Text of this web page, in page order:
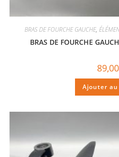
BRAS DE FOURCHE GAUCHE,
BRAS DE FOURCHE
89,00
Ajouter